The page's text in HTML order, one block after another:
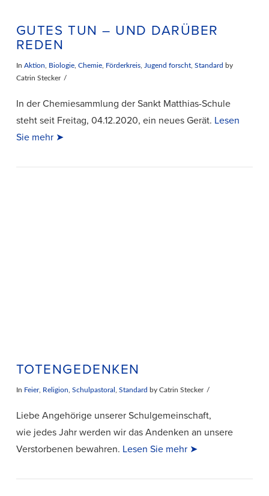
GUTES TUN – UND DARÜBER
REDEN
In Aktion Biologie, Chemie, Förderkreis, Jugend forscht, Standard by
Catrin Stecker
In der Chemiesammlung der Sankt Matthias-Schule
steht seit Freitag, 04.12.2020, ein neues Gerät. Lesen
Sie mehr ➤
TOTENGEDENKEN
In Feier, Religion Schulpastoral Standard by Catrin Stecker
Liebe Angehörige unserer Schulgemeinschaft,
wie jedes Jahr werden wir das Andenken an unsere
Verstorbenen bewahren. Lesen Sie mehr ➤